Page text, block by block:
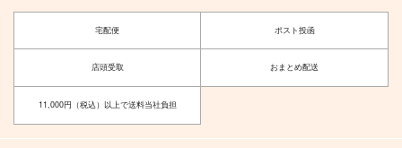
宅配便 ポスト投函
店頭受取 おまとめ配送
11,000円（税込）以上で送料当社負担